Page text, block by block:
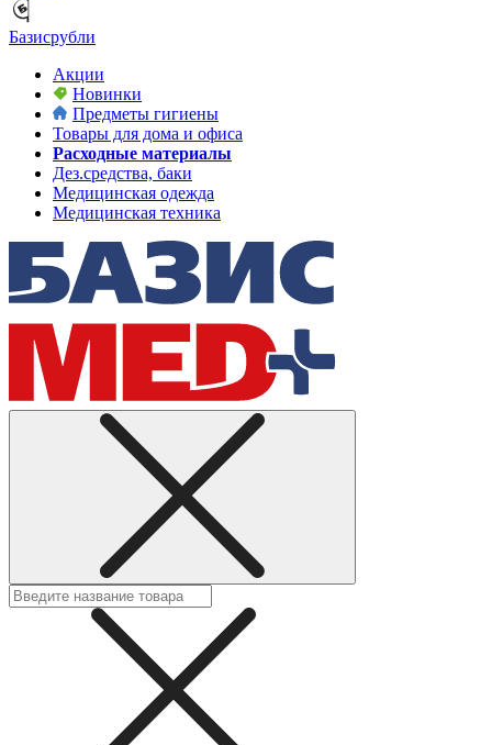
Базисрубли
Акции
Новинки
Предметы гигиены
Товары для дома и офиса
Расходные материалы
Дез.средства, баки
Медицинская одежда
Медицинская техника